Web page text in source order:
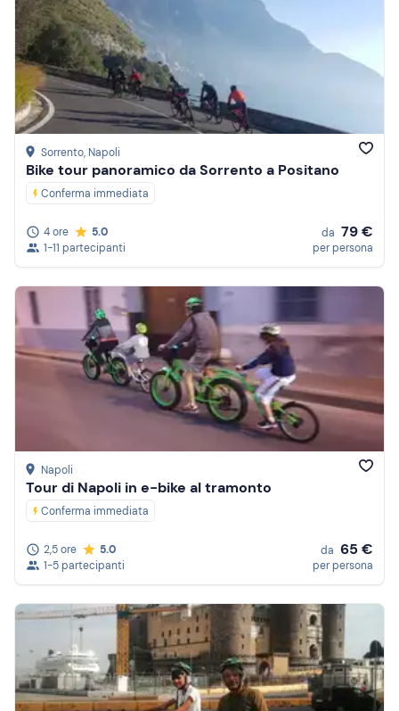
Sorrento, Napoli
Bike tour panoramico da Sorrento a Positano
Conferma immediata
4 ore
5.0
1-11 partecipanti
da 79 €
per persona
Napoli
Tour di Napoli in e-bike al tramonto
Conferma immediata
2,5 ore
5.0
1-5 partecipanti
da 65 €
per persona